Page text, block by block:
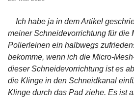
Ich habe ja in dem Artikel
meiner Schneidevorrichtung für die
Polierleinen ein halbwegs
bekomme, wenn ich die Micro-
dieser Schneidevorrichtung ist es
die Klinge in den Schneidkanal
Klinge durch das Pad ziehe. Es ist